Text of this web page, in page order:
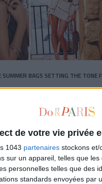
de votre vie privée
1043 partenaires stockons et/
sur un appareil, telles que
personnelles telles que des
standards envoyées par
SUMMER BAGS SETTING THE TONE